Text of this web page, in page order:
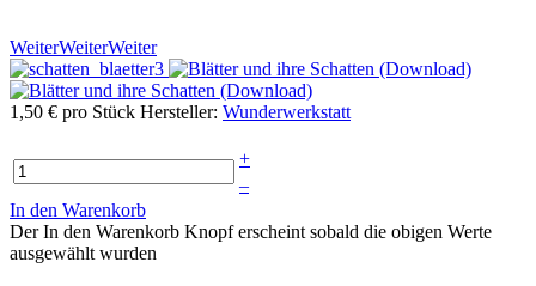
WeiterWeiterWeiter
1,50 € pro Stück Hersteller: Wunderwerkstatt
+
–
In den Warenkorb
Der In den Warenkorb Knopf erscheint sobald die obigen Werte
ausgewählt wurden